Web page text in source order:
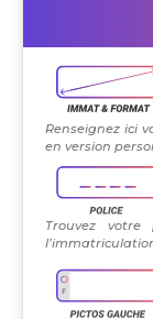
Renseignez ici
en version
Trouvez